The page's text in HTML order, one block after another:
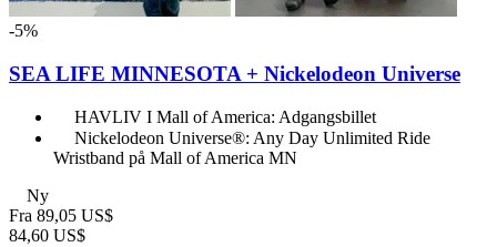
-5%
SEA LIFE MINNESOTA + Nickelodeon Universe
HAVLIV I Mall of America: Adgangsbillet
Nickelodeon Universe®: Any Day Unlimited Ride
Wristband på Mall of America MN
Ny
Fra 89,05 US$
84,60 US$